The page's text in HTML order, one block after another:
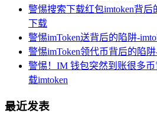
警惕搜索下载红包imtoken背后
下载
警惕imToken送背后的陷阱-
警惕imToken领代币背后的陷
警惕！IM 钱包突然到账很多
载imtoken
最近发表